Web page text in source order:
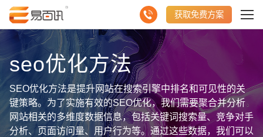
获取免费方案
seo优化方法
SEO优化方法是提升网站在搜索引擎中排名和可见性的关
键策略。为了实施有效的SEO优化，我们需要聚合并分析
网站相关的多维度数据信息，包括关键词搜索量、竞争对手
分析、页面访问量、用户行为等。通过这些数据，我们可以